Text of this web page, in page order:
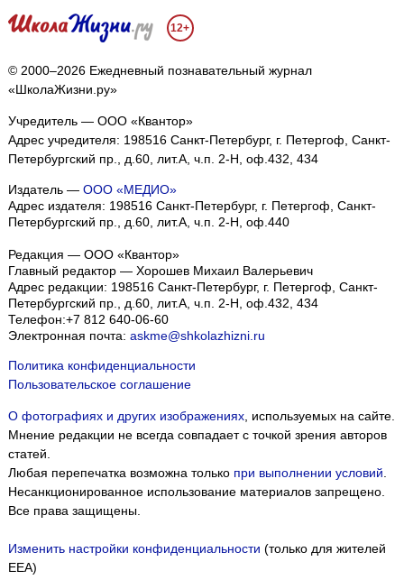
12+
© 2000–2026 Ежедневный познавательный журнал
«ШколаЖизни.ру»
Учредитель — ООО «Квантор»
Адрес учредителя: 198516 Санкт-Петербург, г. Петергоф, Санкт-
Петербургский пр., д.60, лит.А, ч.п. 2-Н, оф.432, 434
Издатель — ООО «МЕДИО»
Адрес издателя: 198516 Санкт-Петербург, г. Петергоф, Санкт-
Петербургский пр., д.60, лит.А, ч.п. 2-Н, оф.440
Редакция — ООО «Квантор»
Главный редактор — Хорошев Михаил Валерьевич
Адрес редакции: 198516 Санкт-Петербург, г. Петергоф, Санкт-
Петербургский пр., д.60, лит.А, ч.п. 2-Н, оф.432, 434
Телефон:+7 812 640-06-60
Электронная почта: askme@shkolazhizni.ru
Политика конфиденциальности
Пользовательское соглашение
О фотографиях и других изображениях, используемых на сайте.
Мнение редакции не всегда совпадает с точкой зрения авторов
статей.
Любая перепечатка возможна только при выполнении условий.
Несанкционированное использование материалов запрещено.
Все права защищены.
Изменить настройки конфиденциальности (только для жителей
EEA)